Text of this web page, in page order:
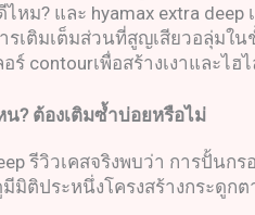
หม? และ hyamax extra
รเติมเต็มส่วนที่สูญเสียวอลุ่ม
ร์ contourเพื่อสร้างเงาและไ
น? ต้องเติมซ้ำบ่อยหรือไม่
รีวิวเคสจริงพบว่า การปั้น
มีมิติประหนึ่งโครงสร้างกระดูก